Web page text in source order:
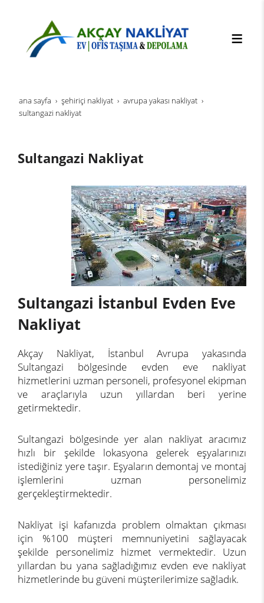
ana sayfa şehi̇ri̇çi̇ nakli̇yat
avrupa yakası nakliyat
sultangazi nakliyat
Sultangazi Nakliyat
Sultangazi İstanbul Evden Eve
Nakliyat
Akçay Nakliyat, İstanbul Avrupa yakasında
Sultangazi bölgesinde evden eve nakliyat
hizmetlerini uzman personeli, profesyonel ekipman
ve araçlarıyla uzun yıllardan beri yerine
getirmektedir.
Sultangazi bölgesinde yer alan nakliyat aracımız
hızlı bir şekilde lokasyona gelerek eşyalarınızı
istediğiniz yere taşır. Eşyaların demontaj ve montaj
işlemlerini uzman personelimiz
gerçekleştirmektedir.
Nakliyat işi kafanızda problem olmaktan çıkması
için %100 müşteri memnuniyetini sağlayacak
şekilde personelimiz hizmet vermektedir. Uzun
yıllardan bu yana sağladığımız evden eve nakliyat
hizmetlerinde bu güveni müşterilerimize sağladık.